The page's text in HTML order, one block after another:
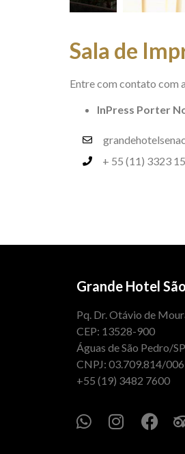
Sala de
Entre com contato com
InPress Porter
+ 55 (11) 3323
Grande Hotel
Pq. Dr. Otávio de
CEP: 13528-900
Águas de São Pedro/SP
CNPJ: 03.709.814/
+55 (19) 3482 7600